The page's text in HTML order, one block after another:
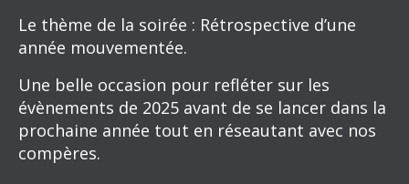
Le thème de la soirée : Rétrospective d’une
année mouvementée.
Une belle occasion pour refléter sur les
évènements de 2025 avant de se lancer dans la
prochaine année tout en réseautant avec nos
compères.